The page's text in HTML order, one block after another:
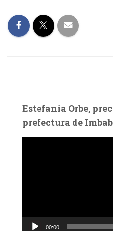
Estefanía Orbe,
prefectura de
c
00:00